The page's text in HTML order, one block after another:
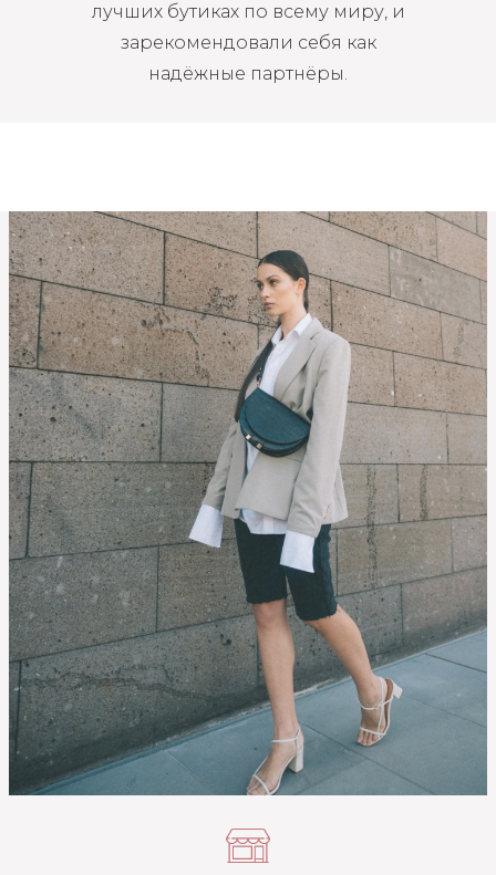
лучших бутиках по всему миру, и
зарекомендовали себя как
надёжные партнёры.